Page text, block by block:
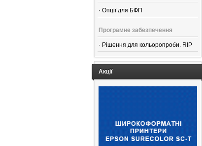
· Опції для БФП
Програмне забезпечення
· Рішення для кольоропроби. RIP
Акції